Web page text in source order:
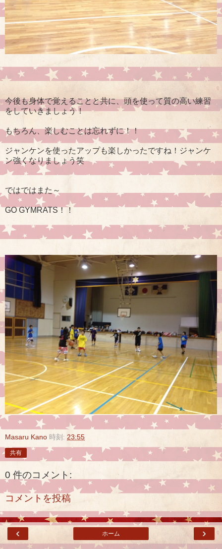
今後も身体で覚えることと共に、頭を使って質の高い練習
をしていきましょう！
もちろん、楽しむことは忘れずに！！
ジャンケンを使ったアップも楽しかったですね！ジャンケ
ン強くなりましょう笑
ではではまた～
GO GYMRATS！！
Masaru Kano 時刻: 23:55
共有
0 件のコメント:
コメントを投稿
‹ ›
ホーム